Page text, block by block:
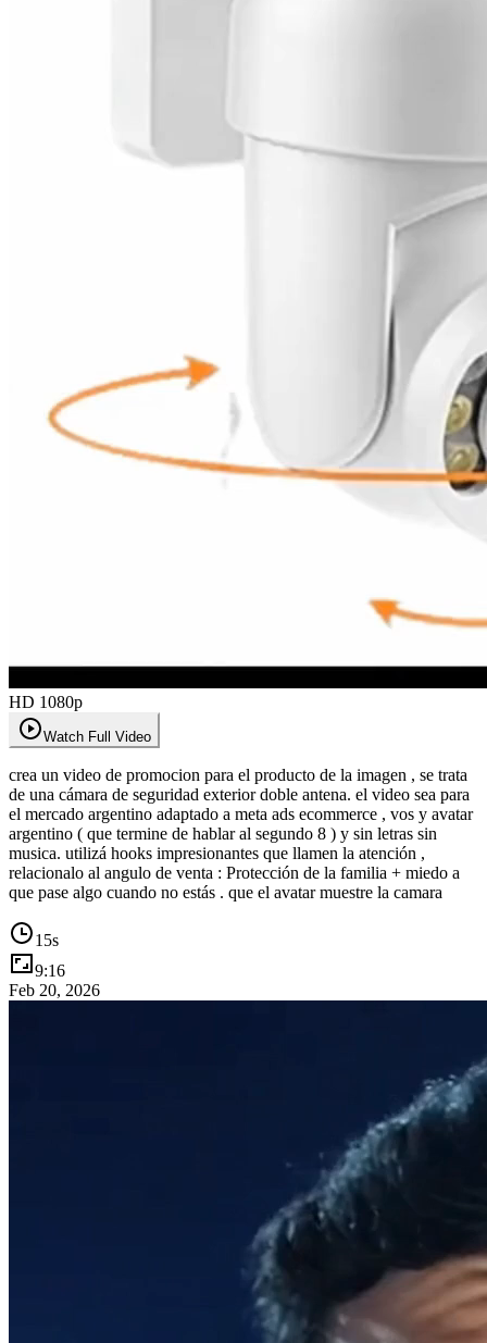
HD 1080p
Watch Full Video
crea un video de promocion para el producto de la imagen , se trata
de una cámara de seguridad exterior doble antena. el video sea para
el mercado argentino adaptado a meta ads ecommerce , vos y avatar
argentino ( que termine de hablar al segundo 8 ) y sin letras sin
musica. utilizá hooks impresionantes que llamen la atención ,
relacionalo al angulo de venta : Protección de la familia + miedo a
que pase algo cuando no estás . que el avatar muestre la camara
15s
9:16
Feb 20, 2026